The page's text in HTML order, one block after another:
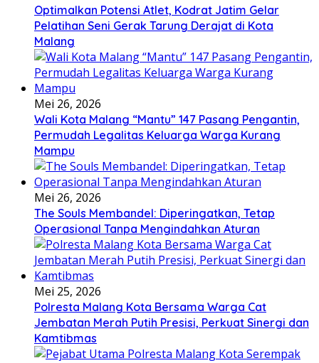
Optimalkan Potensi Atlet, Kodrat Jatim Gelar
Pelatihan Seni Gerak Tarung Derajat di Kota
Malang
Mei 26, 2026
Wali Kota Malang “Mantu” 147 Pasang Pengantin,
Permudah Legalitas Keluarga Warga Kurang
Mampu
Mei 26, 2026
The Souls Membandel: Diperingatkan, Tetap
Operasional Tanpa Mengindahkan Aturan
Mei 25, 2026
Polresta Malang Kota Bersama Warga Cat
Jembatan Merah Putih Presisi, Perkuat Sinergi dan
Kamtibmas